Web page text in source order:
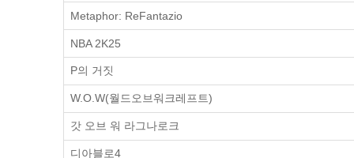
Metaphor: ReFantazio
NBA 2K25
P의 거짓
W.O.W(월드오브워크레프트)
갓 오브 워 라그나로크
디아블로4